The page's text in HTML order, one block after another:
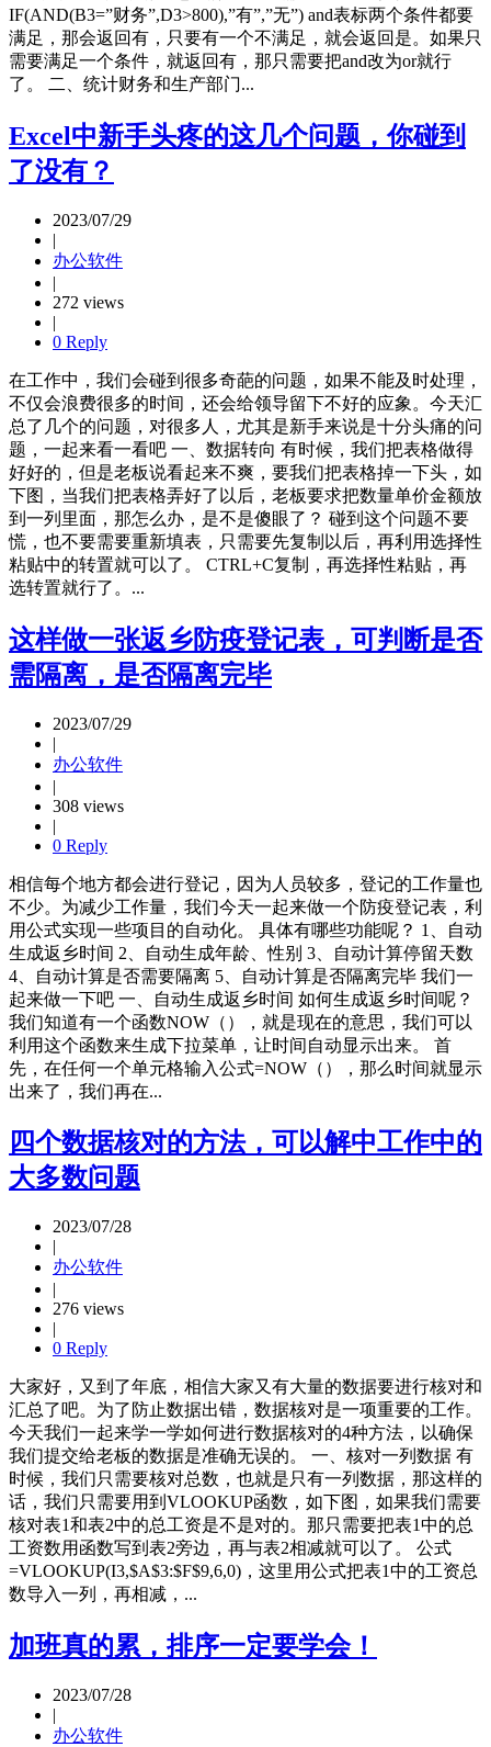
IF(AND(B3=”财务”,D3>800),”有”,”无”) and表标两个条件都要
满足，那会返回有，只要有一个不满足，就会返回是。如果只
需要满足一个条件，就返回有，那只需要把and改为or就行
了。 二、统计财务和生产部门...
Excel中新手头疼的这几个问题，你碰到
了没有？
2023/07/29
|
办公软件
|
272 views
|
0 Reply
在工作中，我们会碰到很多奇葩的问题，如果不能及时处理，
不仅会浪费很多的时间，还会给领导留下不好的应象。今天汇
总了几个的问题，对很多人，尤其是新手来说是十分头痛的问
题，一起来看一看吧 一、数据转向 有时候，我们把表格做得
好好的，但是老板说看起来不爽，要我们把表格掉一下头，如
下图，当我们把表格弄好了以后，老板要求把数量单价金额放
到一列里面，那怎么办，是不是傻眼了？ 碰到这个问题不要
慌，也不要需要重新填表，只需要先复制以后，再利用选择性
粘贴中的转置就可以了。 CTRL+C复制，再选择性粘贴，再
选转置就行了。...
这样做一张返乡防疫登记表，可判断是否
需隔离，是否隔离完毕
2023/07/29
|
办公软件
|
308 views
|
0 Reply
相信每个地方都会进行登记，因为人员较多，登记的工作量也
不少。为减少工作量，我们今天一起来做一个防疫登记表，利
用公式实现一些项目的自动化。 具体有哪些功能呢？ 1、自动
生成返乡时间 2、自动生成年龄、性别 3、自动计算停留天数
4、自动计算是否需要隔离 5、自动计算是否隔离完毕 我们一
起来做一下吧 一、自动生成返乡时间 如何生成返乡时间呢？
我们知道有一个函数NOW（），就是现在的意思，我们可以
利用这个函数来生成下拉菜单，让时间自动显示出来。 首
先，在任何一个单元格输入公式=NOW（），那么时间就显示
出来了，我们再在...
四个数据核对的方法，可以解中工作中的
大多数问题
2023/07/28
|
办公软件
|
276 views
|
0 Reply
大家好，又到了年底，相信大家又有大量的数据要进行核对和
汇总了吧。为了防止数据出错，数据核对是一项重要的工作。
今天我们一起来学一学如何进行数据核对的4种方法，以确保
我们提交给老板的数据是准确无误的。 一、核对一列数据 有
时候，我们只需要核对总数，也就是只有一列数据，那这样的
话，我们只需要用到VLOOKUP函数，如下图，如果我们需要
核对表1和表2中的总工资是不是对的。那只需要把表1中的总
工资数用函数写到表2旁边，再与表2相减就可以了。 公式
=VLOOKUP(I3,$A$3:$F$9,6,0)，这里用公式把表1中的工资总
数导入一列，再相减，...
加班真的累，排序一定要学会！
2023/07/28
|
办公软件